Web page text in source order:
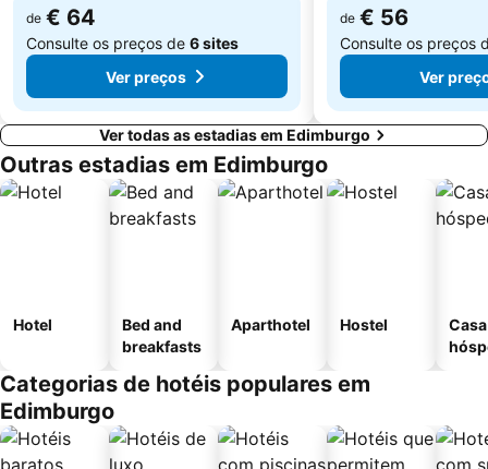
de € 64
Consulte os preços de 6 sites
Ver preços
de € 56
Consulte os preços
Ver
Ver todas as estadias em Edimburgo
Outras estadias em Edimburgo
Hotel
Bed and
breakfasts
Aparthotel Hostel
Categorias de hotéis populares em
Edimburgo